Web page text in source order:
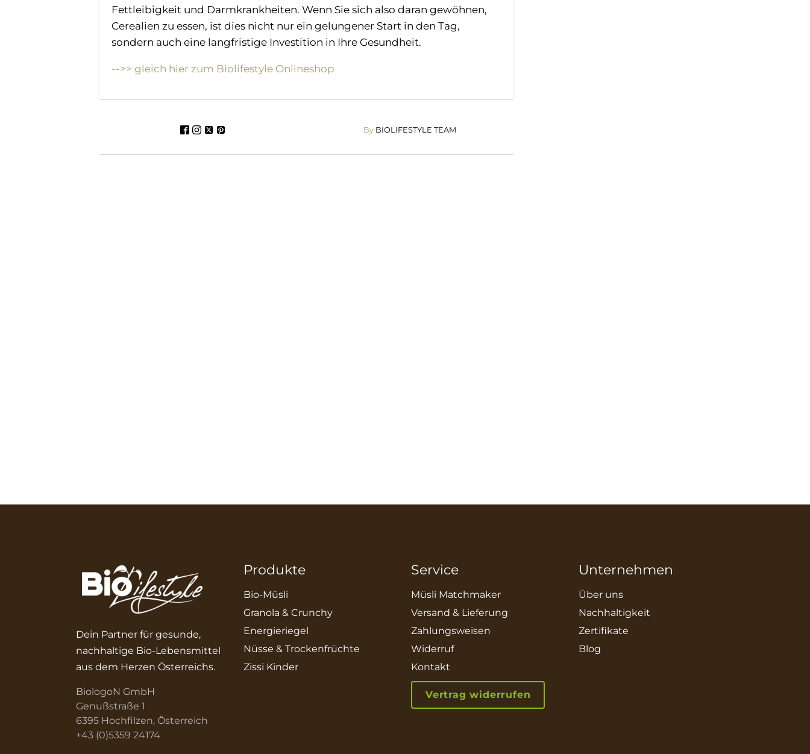
Fettleibigkeit und Darmkrankheiten. Wenn Sie sich also daran gewöhnen,
Cerealien zu essen, ist dies nicht nur ein gelungener Start in den Tag,
sondern auch eine langfristige Investition in Ihre Gesundheit.
-->> gleich hier zum Biolifestyle Onlineshop
By BIOLIFESTYLE TEAM
Dein Partner für gesunde,
nachhaltige Bio-Lebensmittel
aus dem Herzen Österreichs.
BiologoN GmbH
Genußstraße 1
6395 Hochfilzen, Österreich
+43 (0)5359 24174
Produkte
Bio-Müsli
Granola & Crunchy
Energieriegel
Nüsse & Trockenfrüchte
Zissi Kinder
Service
Müsli Matchmaker
Versand & Lieferung
Zahlungsweisen
Widerruf
Kontakt
Vertrag widerrufen
Unternehmen
Über uns
Nachhaltigkeit
Zertifikate
Blog